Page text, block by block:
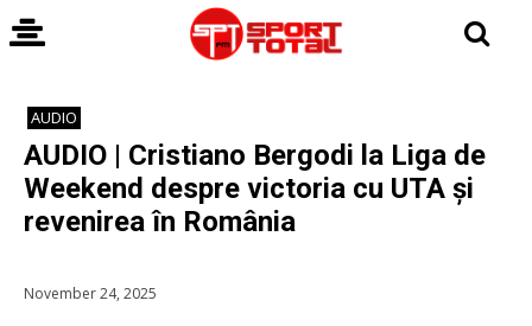
AUDIO
AUDIO | Cristiano Bergodi la Liga de
Weekend despre victoria cu UTA și
revenirea în România
November 24, 2025